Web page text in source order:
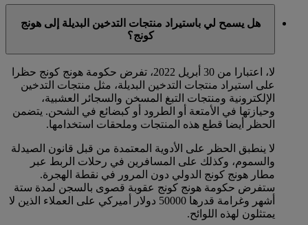
هل يسمح لي باستيراد منتجات التدخين البديلة إلى هونج
كونج؟
لا، اعتبارا من 30 أبريل 2022، تفرض حكومة هونج كونج حظرا
على استيراد منتجات التدخين البديلة، مثل منتجات التدخين
الإلكترونية ومنتجات التبغ المسخن والسجائر العشبية،
وحيازتها في الأمتعة أو الطرود أو كبضائع في الشحن. يتضمن
الحظر أيضا قطع هذه المنتجات وملحقات استخدامها.
لا ينطبق الحظر على الأدوية المعتمدة من قبل قانون الصيدلة
والسموم، وكذلك على المسافرين في رحلات الربط عبر
مطار هونج كونج الدولي دون المرور في نقطة الهجرة.
ستفرض حكومة هونج كونج عقوبة قصوى بالسجن لمدة ستة
أشهر وغرامة قدرها 50000 دولار أميركي على العملاء الذين لا
يمتثلون لهذه اللوائح.